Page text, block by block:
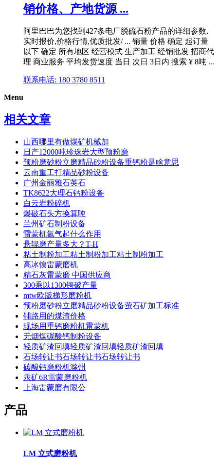
销价格、产地货源 ...
阿里巴巴为您找到427条电厂脱硫石粉产品的详细参数,
实时报价,价格行情,优质批发/ ... 销量 价格 确定 起订量
以下 确定 所有地区 经营模式 生产加工 经销批发 招商代
理 商业服务 平均发货速度 当日 次日 3日内 搜索 ¥ 8吨 ...
联系电话: 180 3780 8511
Menu
相关文章
山西哪里有做煤矿机械加
日产12000吨珍珠岩大型预粉磨
预粉磨砂粉立磨精品砂粉设备重钙粉是啥意思
云南重工打精品砂粉设备
广州金丽雅石英石
TK8622大理石钙粉设备
白云岩粉碎机
爆破石头方换算吨
兰州矿石制粉设备
雷蒙机氮气起什么作用
悬辊磨产量多大？T-H
粘土制粉加工粘土制粉加工粘土制粉加工
高冰镍雷蒙磨机
精石灰雷蒙磨 中国供应商
300乘以1300锷破产量
mtw欧版梯形磨粉机
预粉磨砂粉立磨精品砂粉设备萤石矿加工标准
铺路用的煤渣价格
现场用重钙磨粉机雷蒙机
无烟煤碳酸钙制粉设备
轻质矿渣回填轻质矿渣回填轻质矿渣回填
石场转让书石场转让书石场转让书
碳酸钙磨粉机滁州
汞矿6R雷蒙磨粉机
上海雷蒙磨有限公
产品
LM 立式磨粉机